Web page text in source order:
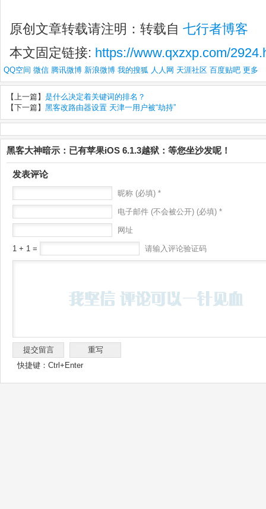
原创文章转载请注明：转载自 七行者博客
本文固定链接: https://www.qxzxp.com/
QQ空间 微信 腾讯微博 新浪微博 我的搜狐 人人网 天涯社区 百度贴吧 更多
【上一篇】 是什么决定着关键词的排名？
【下一篇】 黑客改路由器设置 天津一用户被“劫持”
黑客大神暗示：已有苹果iOS 6.1.3越狱：等您坐沙发呢！
发表评论
昵称 (必填) *
电子邮件 (不会被公开) (必填) *
网址
1 + 1 = 请输入评论验证码
快捷键：Ctrl+Enter